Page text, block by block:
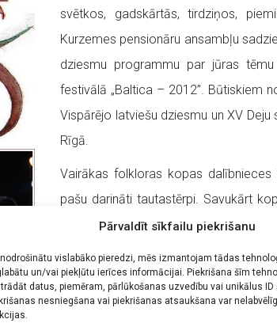
Pārvaldīt sīkfailu piekrišanu
vislabāko pieredzi, mēs izmantojam tādas
un/vai piekļūtu ierīces informācijai. Piekrišana šīm
datus, piemēram, pārlūkošanas uzvedību vai unikālus ID
nesniegšana vai piekrišanas atsaukšana var
svētkos, gadskārtās, tirdziņos,
Kurzemes pensionāru ansambļu
dziesmu programmu par jūras
festivālā „Baltica – 2012”. Būtiskiem
Vispārējo latviešu dziesmu un XV
Rīgā.
Vairākas folkloras kopas
pašu darināti tautastērpi. Savukārt
Atiķei. Idejas pamatā ir tautas
labklājības vairošanu, neaizmirstot
Jau no pašiem pirmsākumiem
izņemot Nīcas, Bārtas un Otaņķu,